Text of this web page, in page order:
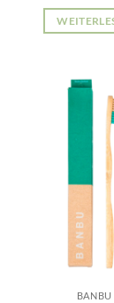
BANBU